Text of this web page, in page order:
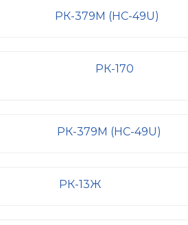
РК-379М (HC-49U)
РК-170
РК-379М (HC-49U)
РК-13Ж